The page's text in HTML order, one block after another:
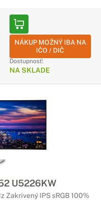
NÁKUP MOŽNÝ IBA NA
IČO / DIČ
Dostupnosť:
NA SKLADE
U5226KW
Zakrivený IPS sRGB 100%